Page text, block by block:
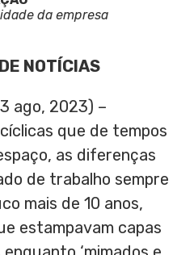
da empresa
NOTÍCIAS
ago, 2023) –
que de tempos
as diferenças
de trabalho sempre
mais de 10 anos,
estampavam capas